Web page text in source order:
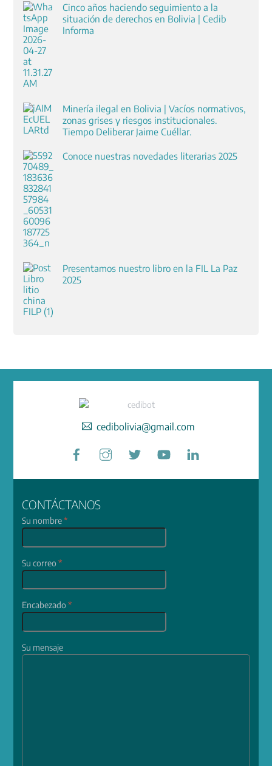
Cinco años haciendo seguimiento a la
situación de derechos en Bolivia | Cedib
Informa
Minería ilegal en Bolivia | Vacíos normativos,
zonas grises y riesgos institucionales.
Tiempo Deliberar Jaime Cuéllar.
Conoce nuestras novedades literarias 2025
Presentamos nuestro libro en la FIL La Paz
2025
cedibolivia@gmail.com
Facebook
CONTÁCTANOS
Su nombre*
Su correo*
Encabezado*
Su mensaje